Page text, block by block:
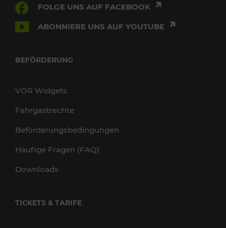
FOLGE UNS AUF FACEBOOK
ABONNIERE UNS AUF YOUTUBE
BEFÖRDERUNG
VOR Widgets
Fahrgastrechte
Beförderungsbedingungen
Häufige Fragen (FAQ)
Downloads
TICKETS & TARIFE